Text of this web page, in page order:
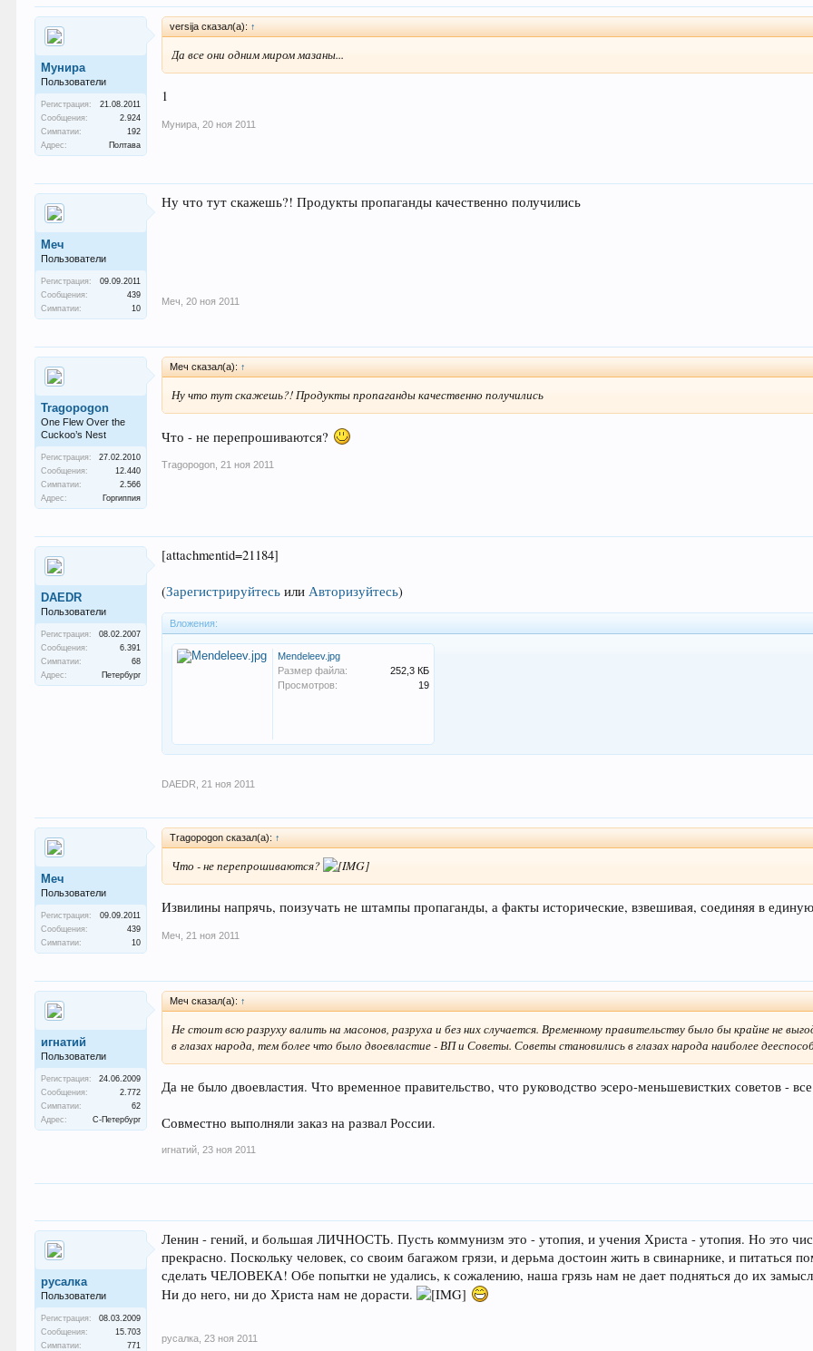
Мунира
Пользователи
Регистрация:
21.08.2011
Сообщения:
2.924
Симпатии:
192
Адрес:
Полтава
versija сказал(а): ↑
Да все они одним миром мазаны...
1
Мунира 20 ноя 2011
Меч
Пользователи
Регистрация:
09.09.2011
Сообщения:
439
Симпатии:
10
Ну что тут скажешь?! Продукты пропаганды качественно получились
Меч 20 ноя 2011
Tragopogon
One Flew Over the
Cuckoo’s Nest
Регистрация:
27.02.2010
Сообщения:
12.440
Симпатии:
2.566
Адрес:
Горгиппия
Меч сказал(а): ↑
Ну что тут скажешь?! Продукты пропаганды качественно получились
Что - не перепрошиваются?
Tragopogon 21 ноя 2011
DAEDR
Пользователи
Регистрация:
08.02.2007
Сообщения:
6.391
Симпатии:
68
Адрес:
Петербург
[attachmentid=21184]
(Зарегистрируйтесь илиАвторизуйтесь)
Вложения:
Mendeleev.jpg
Размер файла:
252,3 КБ
Просмотров:
19
DAEDR 21 ноя 2011
Меч
Пользователи
Регистрация:
09.09.2011
Сообщения:
439
Симпатии:
10
Tragopogon сказал(а): ↑
Что - не перепрошиваются?
Извилины напрячь, поизучать не штампы пропаганды, а факты исторические, взвешивая, соединяя в
Меч 21 ноя 2011
игнатий
Пользователи
Регистрация:
24.06.2009
Сообщения:
2.772
Симпатии:
62
Адрес:
С-Петербург
Меч сказал(а): ↑
Не стоит всю разруху валить на масонов, разруха и без них случается. Временному правительству было бы крайне не
в глазах народа, тем более что было двоевластие - ВП и Советы. Советы становились в глазах народа наиболее
Да не было двоевластия. Что временное правительство, что руководство эсеро-меньшевистких советов -
Совместно выполняли заказ на развал России.
игнатий 23 ноя 2011
русалка
Пользователи
Регистрация:
08.03.2009
Сообщения:
15.703
Симпатии:
771
Ленин - гений, и большая ЛИЧНОСТЬ. Пусть коммунизм это - утопия, и учения Христа - утопия. Но это
прекрасно. Поскольку человек, со своим багажом грязи, и дерьма достоин жить в свинарнике, и питаться
сделать ЧЕЛОВЕКА! Обе попытки не удались, к сожалению, наша грязь нам не дает подняться до их
Ни до него, ни до Христа нам не дорасти.
русалка 23 ноя 2011